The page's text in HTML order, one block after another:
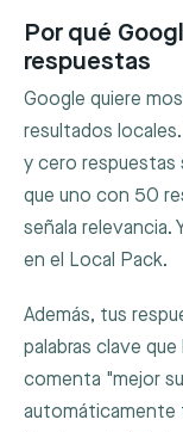
Por qué
respuestas
Google quiere
resultados
y cero respuestas
que uno con 50
señala relevancia.
en el Local Pack.
Además, tus
palabras clave
comenta "mejor
automáticamente